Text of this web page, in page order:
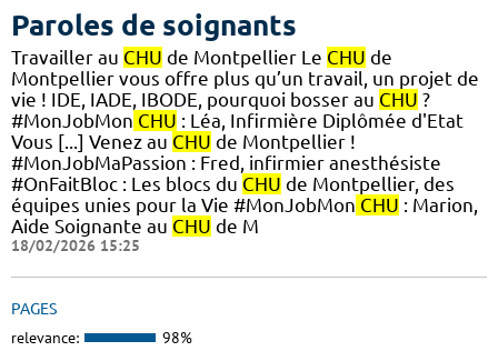
Paroles de soignants
Travailler au CHU de Montpellier Le CHU de
Montpellier vous offre plus qu’un travail, un projet de
vie ! IDE, IADE, IBODE, pourquoi bosser au CHU ?
#MonJobMon CHU : Léa, Infirmière Diplômée d'Etat
Vous [...] Venez au CHU de Montpellier !
#MonJobMaPassion : Fred, infirmier anesthésiste
#OnFaitBloc : Les blocs du CHU de Montpellier, des
équipes unies pour la Vie #MonJobMon CHU : Marion,
Aide Soignante au CHU de M
18/02/2026 15:25
PAGES
relevance: 98%